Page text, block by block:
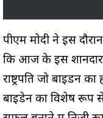
पीएम मोदी ने इस
कि आज के इस
राष्ट्रपति जो बाइडन
बाइडेन का विशेष रूप से